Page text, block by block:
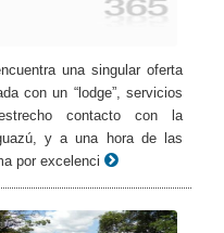
una singular oferta
con un “lodge”, servicios
contacto con la
y a una hora de las
por excelenci